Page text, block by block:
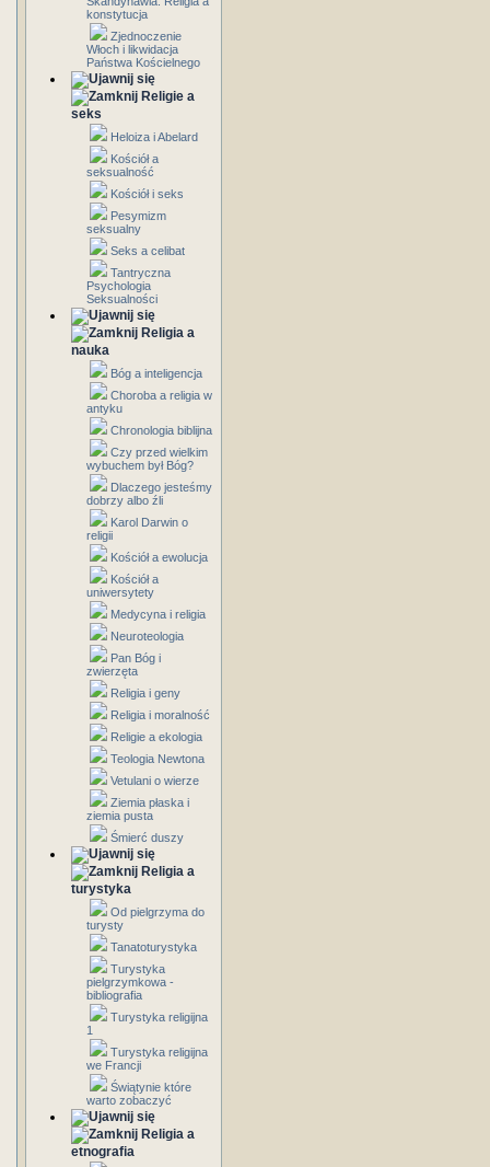
konstytucja
Zjednoczenie
Włoch i likwidacja
Państwa Kościelnego
Religie a
seks
Heloiza i Abelard
Kościół a
seksualność
Kościół i seks
Pesymizm
seksualny
Seks a celibat
Tantryczna
Psychologia
Seksualności
Religia a
nauka
Bóg a inteligencja
Choroba a religia w
antyku
Chronologia biblijna
Czy przed wielkim
wybuchem był Bóg?
Dlaczego jesteśmy
dobrzy albo źli
Karol Darwin o
religii
Kościół a ewolucja
Kościół a
uniwersytety
Medycyna i religia
Neuroteologia
Pan Bóg i
zwierzęta
Religia i geny
Religia i moralność
Religie a ekologia
Teologia Newtona
Vetulani o wierze
Ziemia płaska i
ziemia pusta
Śmierć duszy
Religia a
turystyka
Od pielgrzyma do
turysty
Tanatoturystyka
Turystyka
pielgrzymkowa -
bibliografia
Turystyka religijna
1
Turystyka religijna
we Francji
Świątynie które
warto zobaczyć
Religia a
etnografia